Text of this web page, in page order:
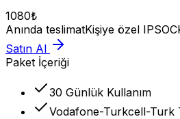
1080₺
Anında teslimatKişiye özel IP
Satın Al
Paket İçeriği
30 Günlük Kullanım
Vodafone-Turkcell-Turk